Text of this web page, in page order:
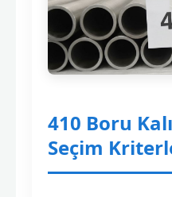
410 Boru
Seçim